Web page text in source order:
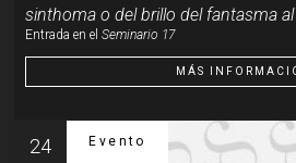
sinthoma o del brillo del fantasma
Entrada en elSeminario 17
MÁS
24 Evento